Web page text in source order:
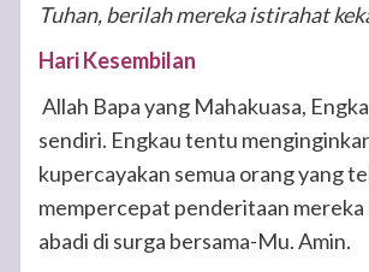
Tuhan, berilah mereka istirahat
Hari Kesembilan
Allah Bapa yang Mahakuasa,
sendiri. Engkau tentu
kupercayakan semua orang yang
mempercepat penderitaan mereka
abadi di surga bersama-Mu. Amin.